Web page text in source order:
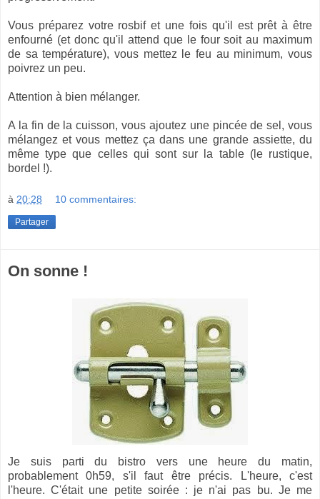
Vous préparez votre rosbif et une fois qu'il est prêt à être
enfourné (et donc qu'il attend que le four soit au maximum
de sa température), vous mettez le feu au minimum, vous
poivrez un peu.
Attention à bien mélanger.
A la fin de la cuisson, vous ajoutez une pincée de sel, vous
mélangez et vous mettez ça dans une grande assiette, du
même type que celles qui sont sur la table (le rustique,
bordel !).
à 20:28 10 commentaires:
Partager
On sonne !
Je suis parti du bistro vers une heure du matin,
probablement 0h59, s'il faut être précis. L'heure, c'est
l'heure. C'était une petite soirée : je n'ai pas bu. Je me